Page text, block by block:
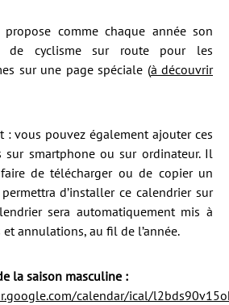
propose comme chaque année son
de cyclisme sur route pour les
sur une page spéciale (à découvrir
: vous pouvez également ajouter ces
sur smartphone ou sur ordinateur. Il
de télécharger ou de copier un
d’installer ce calendrier sur
sera automatiquement mis à
annulations, au fil de l’année.
la saison masculine :
calendar/ical/